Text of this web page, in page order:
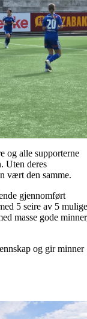
og alle supporterne
Uten deres
vært den samme.
gjennomført
5 seire av 5
masse gode
og gir minner